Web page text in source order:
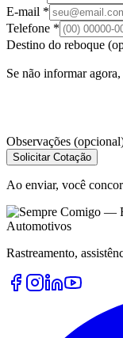
E-mail *
Telefone *
Destino do reboque
Se não informar
Observações
Solicitar Cotação
Ao enviar, você
Rastreamento,